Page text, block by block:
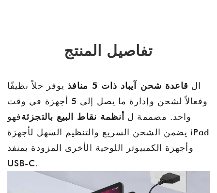
تفاصيل المنتج
ال قاعدة شحن آيباد ذات 5 منافذ
يوفر حلاً نظيفًا
وفعالاً لشحن وإدارة ما يصل إلى 5 أجهزة في وقت
واحد. مصممة ل أنظمة نقاط البيع بالتجزئةفهو
يضمن الشحن السريع والتنظيم السهل لأجهزة iPad
وأجهزة الكمبيوتر اللوحية الأخرى المزودة بمنفذ
USB-C.